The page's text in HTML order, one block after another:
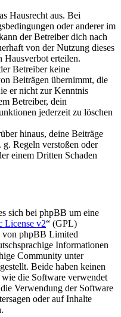
Hausrecht aus. Bei
oder anderer im
der Betreiber dich nach
von der Nutzung dieses
Hausverbot erteilen.
Betreiber keine
Beiträgen übernimmt, die
er nicht zur Kenntnis
Betreiber, dein
jederzeit zu löschen
hinaus, deine Beiträge
g. Regeln verstoßen oder
einem Dritten Schaden
sich bei phpBB um eine
License v2“ (GPL)
von phpBB Limited
Informationen
Community unter
Beide haben keinen
die Software verwendet
Verwendung der Software
oder auf Inhalte